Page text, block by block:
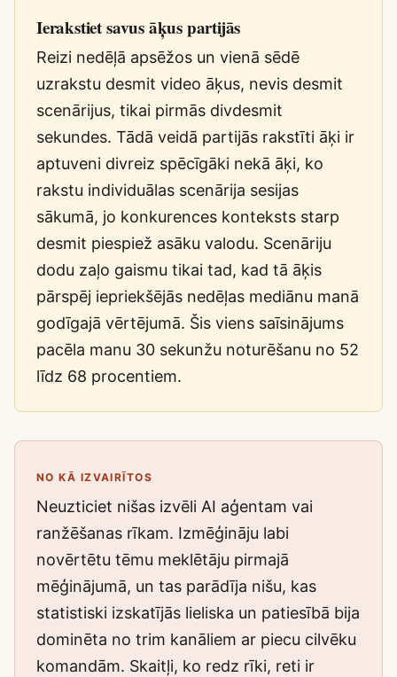
Ierakstiet savus āķus partijās
Reizi nedēļā apsēžos un vienā sēdē
uzrakstu desmit video āķus, nevis desmit
scenārijus, tikai pirmās divdesmit
sekundes. Tādā veidā partijās rakstīti āķi ir
aptuveni divreiz spēcīgāki nekā āķi, ko
rakstu individuālas scenārija sesijas
sākumā, jo konkurences konteksts starp
desmit piespiež asāku valodu. Scenāriju
dodu zaļo gaismu tikai tad, kad tā āķis
pārspēj iepriekšējās nedēļas mediānu manā
godīgajā vērtējumā. Šis viens saīsinājums
pacēla manu 30 sekunžu noturēšanu no 52
līdz 68 procentiem.
NO KĀ IZVAIRĪTOS
Neuzticiet nišas izvēli AI aģentam vai
ranžēšanas rīkam. Izmēģināju labi
novērtētu tēmu meklētāju pirmajā
mēģinājumā, un tas parādīja nišu, kas
statistiski izskatījās lieliska un patiesībā bija
dominēta no trim kanāliem ar piecu cilvēku
komandām. Skaitļi, ko redz rīki, reti ir